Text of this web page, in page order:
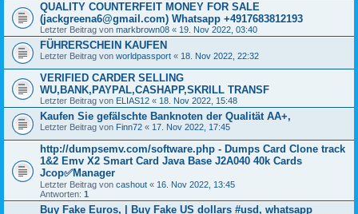
QUALITY COUNTERFEIT MONEY FOR SALE
(jackgreena6@gmail.com) Whatsapp +4917683812193
Letzter Beitrag von markbrown08 « 19. Nov 2022, 03:40
FÜHRERSCHEIN KAUFEN
Letzter Beitrag von worldpassport « 18. Nov 2022, 22:32
VERIFIED CARDER SELLING
WU,BANK,PAYPAL,CASHAPP,SKRILL TRANSF
Letzter Beitrag von ELIAS12 « 18. Nov 2022, 15:48
Kaufen Sie gefälschte Banknoten der Qualität AA+,
Letzter Beitrag von Finn72 « 17. Nov 2022, 17:45
http://dumpsemv.com/software.php - Dumps Card Clone track
1&2 Emv X2 Smart Card Java Base J2A040 40k Cards
Jcop✅Manager
Letzter Beitrag von cashout « 16. Nov 2022, 13:45
Antworten: 1
Buy Fake Euros, | Buy Fake US dollars #usd, whatsapp